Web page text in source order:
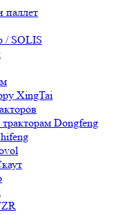
паллет
/ SOLIS
XingTai
Dongfeng